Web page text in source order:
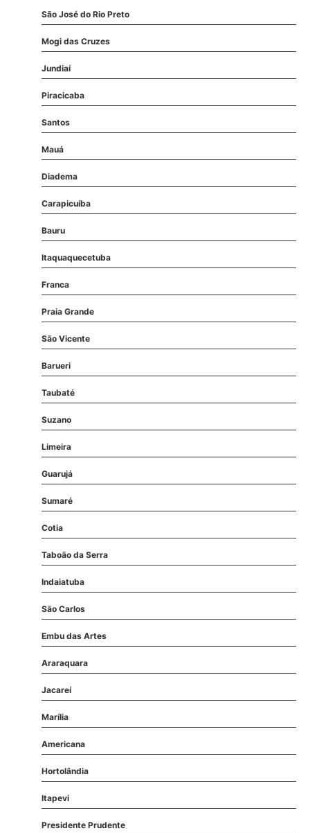
São José do Rio Preto
Mogi das Cruzes
Jundiaí
Piracicaba
Santos
Mauá
Diadema
Carapicuíba
Bauru
Itaquaquecetuba
Franca
Praia Grande
São Vicente
Barueri
Taubaté
Suzano
Limeira
Guarujá
Sumaré
Cotia
Taboão da Serra
Indaiatuba
São Carlos
Embu das Artes
Araraquara
Jacareí
Marília
Americana
Hortolândia
Itapevi
Presidente Prudente